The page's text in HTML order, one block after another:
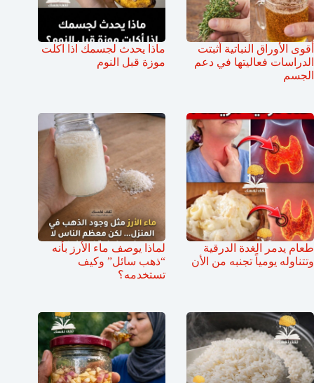
أقوى الأوراق النباتية أثبتت
الدراسات فعاليتها في دعم
الجسم
ماذا يحدث لجسمك اذا اكلت
موزة قبل النوم
طعام يدمر الغدة الدرقية
وتتناوله يومياً تجنبه من الأن
لماذا يوصف ماء الأرز بأنه
“ذهب سائل” وكيف
تستخدمه؟